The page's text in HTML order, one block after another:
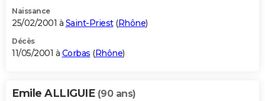
Naissance
25/02/2001 à Saint-Priest(Rhône)
Décès
11/05/2001 à Corbas (Rhône)
Emile ALLIGUIE (90 ans)